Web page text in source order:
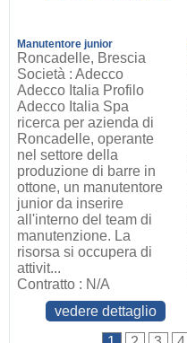
Manutentore junior
Roncadelle, Brescia
Società : Adecco
Adecco Italia Profilo
Adecco Italia Spa
ricerca per azienda di
Roncadelle, operante
nel settore della
produzione di barre in
ottone, un manutentore
junior da inserire
all'interno del team di
manutenzione. La
risorsa si occupera di
attivit...
Contratto : N/A
vedere dettaglio